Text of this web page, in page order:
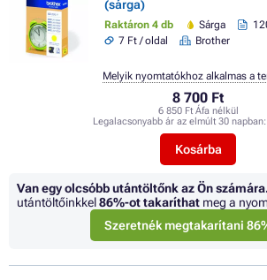
(sárga)
Raktáron 4 db Sárga
7 Ft / oldal
Brother
8 700 Ft
6 850 Ft Áfa nélkül
Legalacsonyabb ár az elmúlt 30 napban:
Kosárba
Melyik nyomtatókhoz alkalmas a
Van egy olcsóbb utántöltőnk az Ön
utántöltőinkkel86%-ot takaríthat meg a
Szeretnék megtakarítani